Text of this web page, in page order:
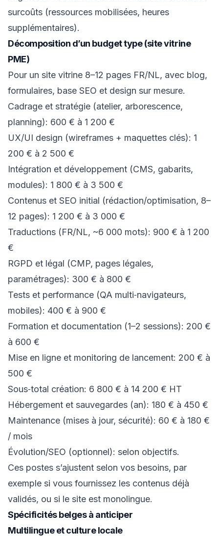
surcoûts (ressources mobilisées, heures
supplémentaires).
Décomposition d’un budget type (site vitrine
PME)
Pour un site vitrine 8–12 pages FR/NL, avec blog,
formulaires, base SEO et design sur mesure.
Cadrage et stratégie (atelier, arborescence,
planning): 600 € à 1 200 €
UX/UI design (wireframes + maquettes clés): 1
200 € à 2 500 €
Intégration et développement (CMS, gabarits,
modules): 1 800 € à 3 500 €
Contenus et SEO initial (rédaction/optimisation, 8–
12 pages): 1 200 € à 3 000 €
Traductions (FR/NL, ~6 000 mots): 900 € à 1 200
€
RGPD et légal (CMP, pages légales,
paramétrages): 300 € à 800 €
Tests et performance (QA multi‑navigateurs,
mobiles): 400 € à 900 €
Formation et documentation (1–2 sessions): 200 €
à 600 €
Mise en ligne et monitoring de lancement: 200 € à
500 €
Sous‑total création: 6 800 € à 14 200 € HT
Hébergement et sauvegardes (an): 180 € à 450 €
Maintenance (mises à jour, sécurité): 60 € à 180 €
/ mois
Évolution/SEO (optionnel): selon objectifs.
Ces postes s’ajustent selon vos besoins, par
exemple si vous fournissez les contenus déjà
validés, ou si le site est monolingue.
Spécificités belges à anticiper
Multilingue et culture locale